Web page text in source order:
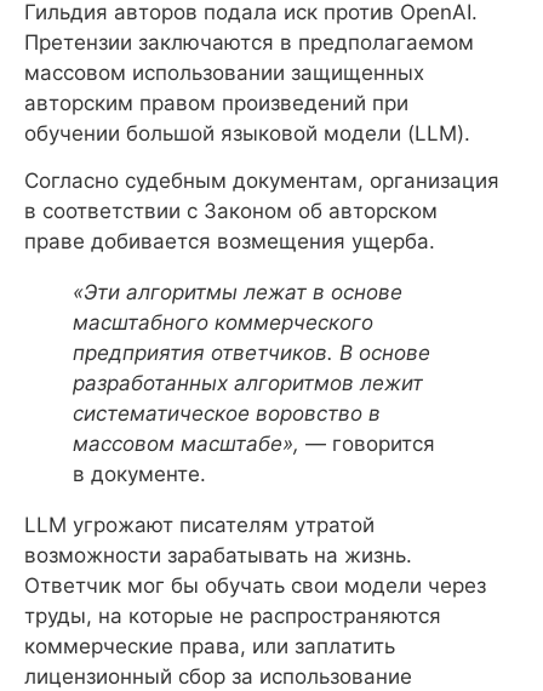
Гильдия авторов подала иск против OpenAI.
Претензии заключаются в предполагаемом
массовом использовании защищенных
авторским правом произведений при
обучении большой языковой модели (LLM).
Согласно судебным документам, организация
в соответствии с Законом об авторском
праве добивается возмещения ущерба.
«Эти алгоритмы лежат в основе
масштабного коммерческого
предприятия ответчиков. В основе
разработанных алгоритмов лежит
систематическое воровство в
массовом масштабе», — говорится
в документе.
LLM угрожают писателям утратой
возможности зарабатывать на жизнь.
Ответчик мог бы обучать свои модели через
труды, на которые не распространяются
коммерческие права, или заплатить
лицензионный сбор за использование